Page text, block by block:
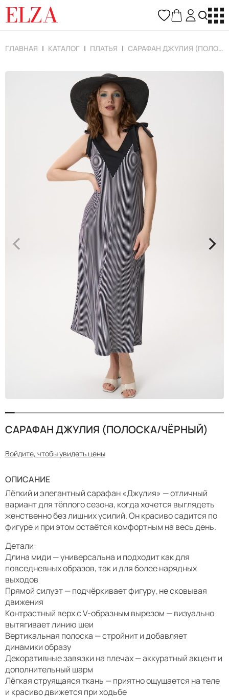
ELZA
ГЛАВНАЯ КАТАЛОГ ПЛАТЬЯ САРАФАН ДЖУЛИЯ (ПОЛОСКА/ЧЁРНЫЙ)
< >
САРАФАН ДЖУЛИЯ (ПОЛОСКА/ЧЁРНЫЙ)
Войдите, чтобы увидеть цены
ОПИСАНИЕ
Лёгкий и элегантный сарафан «Джулия» — отличный
вариант для тёплого сезона, когда хочется выглядеть
женственно без лишних усилий. Он красиво садится по
фигуре и при этом остаётся комфортным на весь день.
Детали:
Длина миди — универсальна и подходит как для
повседневных образов, так и для более нарядных
выходов
Прямой силуэт — подчёркивает фигуру, не сковывая
движения
Контрастный верх с V-образным вырезом — визуально
вытягивает линию шеи
Вертикальная полоска — стройнит и добавляет
динамики образу
Декоративные завязки на плечах — аккуратный акцент и
дополнительный шарм
Лёгкая струящаяся ткань — приятно ощущается на теле
и красиво движется при ходьбе